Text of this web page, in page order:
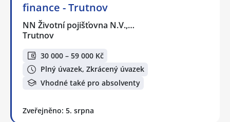
finance - Trutnov
NN Životní pojišťovna N.V.,…
Trutnov
30 000 – 59 000 Kč
Plný úvazek, Zkrácený úvazek
Vhodné také pro absolventy
Zveřejněno: 5. srpna